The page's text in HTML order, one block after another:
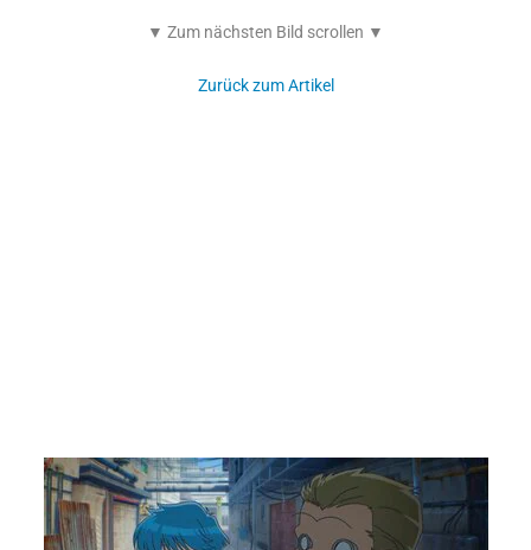
▼ Zum nächsten Bild scrollen ▼
Zurück zum Artikel